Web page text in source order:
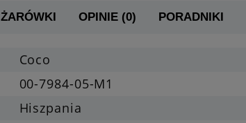
ŻARÓWKI OPINIE (0) PORADNIKI
Coco
00-7984-05-M1
Hiszpania